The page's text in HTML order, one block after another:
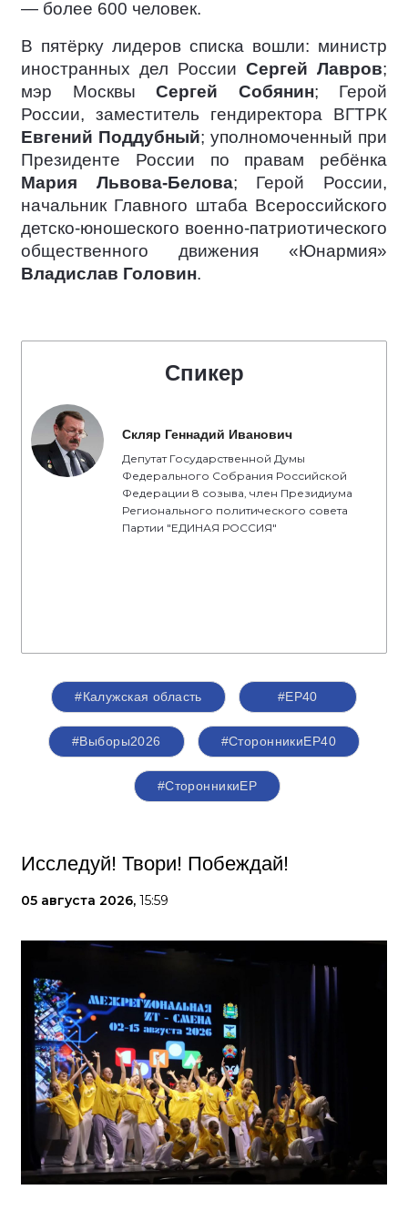
— более 600 человек.
В пятёрку лидеров списка вошли: министр
иностранных дел России Сергей Лавров;
мэр Москвы Сергей Собянин; Герой
России, заместитель гендиректора ВГТРК
Евгений Поддубный; уполномоченный при
Президенте России по правам ребёнка
Мария Львова-Белова; Герой России,
начальник Главного штаба Всероссийского
детско-юношеского военно-патриотического
общественного движения «Юнармия»
Владислав Головин.
Спикер
Скляр Геннадий Иванович
Депутат Государственной Думы
Федерального Собрания Российской
Федерации 8 созыва, член Президиума
Регионального политического совета
Партии "ЕДИНАЯ РОССИЯ"
#Калужская область #ЕР40
#Выборы2026 #СторонникиЕР40
#СторонникиЕР
Исследуй! Твори! Побеждай!
05 августа 2026, 15:59